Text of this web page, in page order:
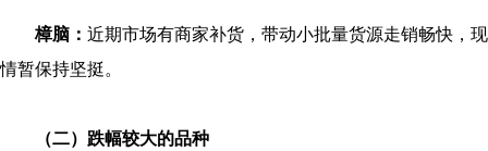
樟脑： 近期市场有商家补货，带动小批量货源走销畅快，
情暂保持坚挺。
（二）跌幅较大的品种